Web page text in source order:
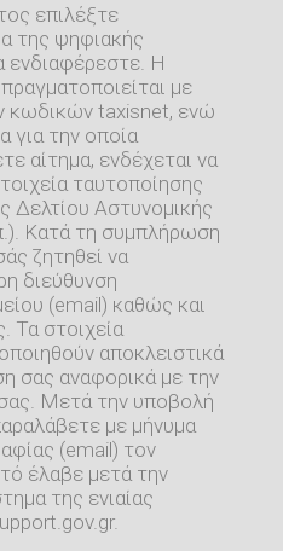
επιλέξτε
της ψηφιακής
ενδιαφέρεστε. Η
με
κωδικών taxisnet, ενώ
για την οποία
αίτημα, ενδέχεται να
ταυτοποίησης
Δελτίου Αστυνομικής
Κατά τη συμπλήρωση
ζητηθεί να
διεύθυνση
(email) καθώς και
Τα στοιχεία
αποκλειστικά
σας αναφορικά με την
Μετά την υποβολή
με μήνυμα
(email) τον
έλαβε μετά την
της ενιαίας